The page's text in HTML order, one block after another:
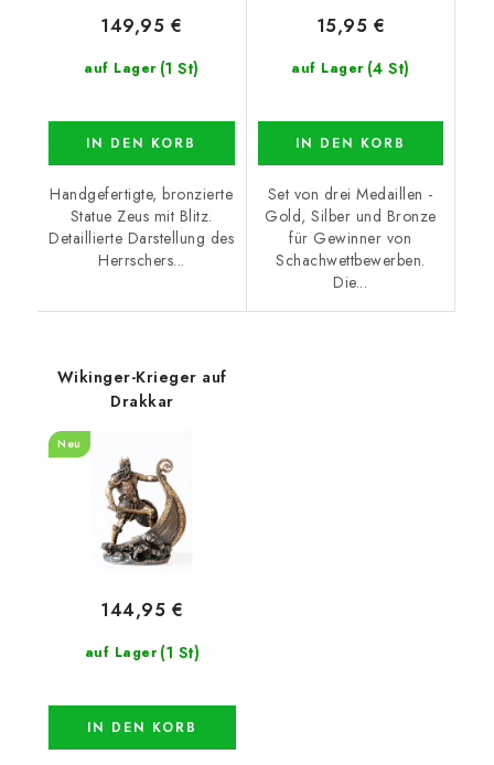
auf Lager (1 St)
149,95 €
IN DEN KORB
Handgefertigte, bronzierte
Statue Zeus mit Blitz.
Detaillierte Darstellung des
Herrschers...
auf Lager (4 St)
15,95 €
IN DEN KORB
Set von drei Medaillen -
Gold, Silber und Bronze
für Gewinner von
Schachwettbewerben.
Die...
Wikinger-Krieger auf
Drakkar
Neu
auf Lager (1 St)
144,95 €
IN DEN KORB